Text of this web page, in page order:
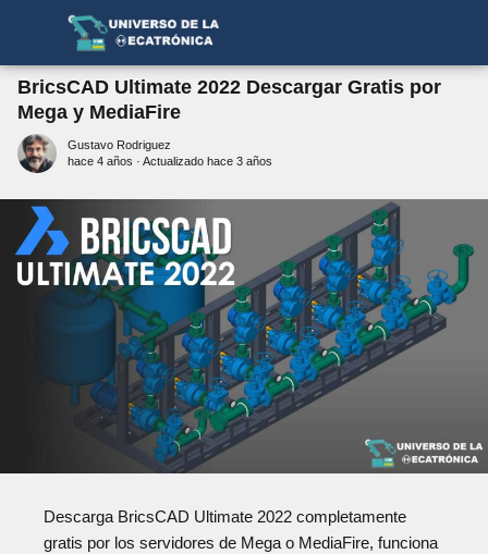
BricsCAD Ultimate 2022 Descargar Gratis por
Mega y MediaFire
Gustavo Rodriguez
hace 4 años · Actualizado hace 3 años
Descarga BricsCAD Ultimate 2022 completamente
gratis por los servidores de Mega o MediaFire, funciona